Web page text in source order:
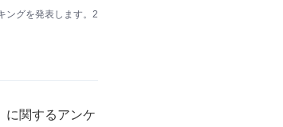
ングを発表します。2
に関するアンケ